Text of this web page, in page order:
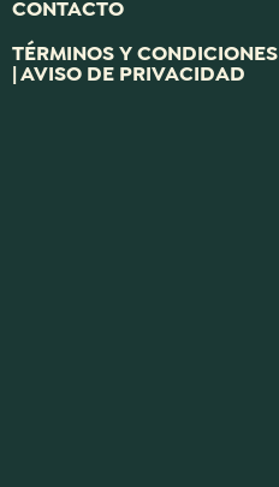
CONTACTO
TÉRMINOS Y CONDICIONES
| AVISO DE PRIVACIDAD